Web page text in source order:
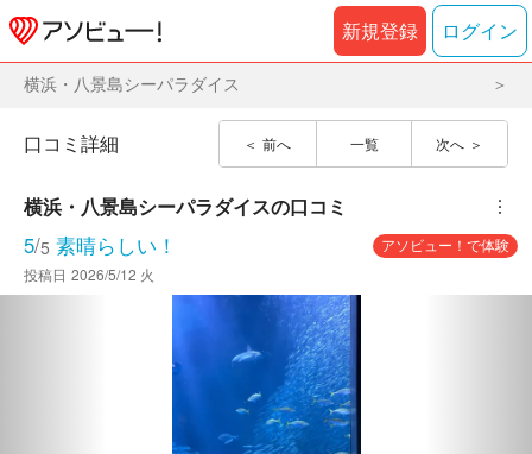
新規登録 ログイン
横浜・八景島シーパラダイス
前へ 一覧 次へ
口コミ詳細
横浜・八景島シーパラダイスの口コミ ︙
5/5 素晴らしい！
アソビュー！で体験
投稿日 2026/5/12 火